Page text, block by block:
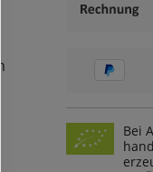
Bei